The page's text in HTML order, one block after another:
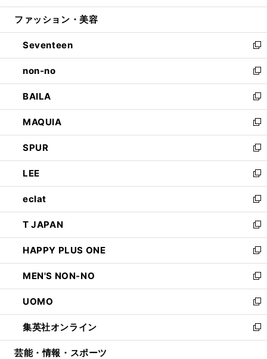
開
ウ
開
く
ン
ウ
で
開
く
ウ
ン
ド
ウ
で
開
く
ファッション・美容
Seventeen
新
し
い
ウ
ィ
ン
ド
ウ
で
開
く
non-no
新
し
い
ウ
ィ
ン
ド
ウ
で
開
く
BAILA
新
し
い
ウ
ィ
ン
ド
ウ
で
開
く
MAQUIA
新
し
い
ウ
ィ
ン
ド
ウ
で
開
く
SPUR
新
し
い
ウ
ィ
ン
ド
ウ
で
開
く
LEE
新
し
い
ウ
ィ
ン
ド
ウ
で
開
く
eclat
新
し
い
ウ
ィ
ン
ド
ウ
で
開
く
T JAPAN
新
し
い
ウ
ィ
ン
ド
ウ
で
開
HAPPY PLUS ONE
新
し
い
ウ
ィ
ン
ド
ウ
MEN'S NON-NO
新
し
い
ウ
ィ
ン
UOMO
新
し
い
ウ
集英社オンライン
新
し
芸能・情報・スポーツ